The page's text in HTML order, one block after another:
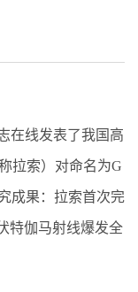
在线发表了我国高
拉索）对命名为G
成果：拉索首次完
特伽马射线爆发全